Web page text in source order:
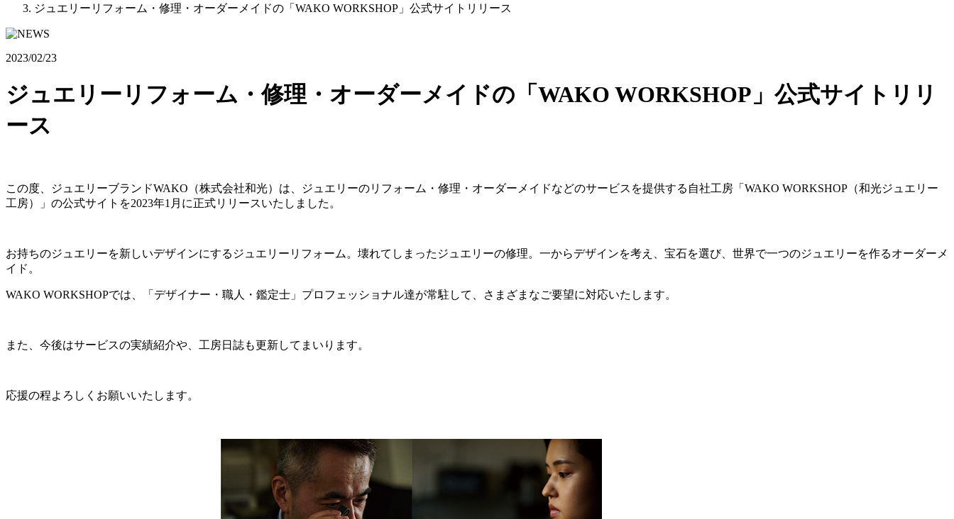
ジュエリーリフォーム・修理・オーダーメイドの「WAKO WORKSHOP」公式サイトリリース
2023/02/23
ジュエリーリフォーム・修理・オーダーメイドの「WAKO WORKSHOP」公式サイトリリ
ース
この度、ジュエリーブランドWAKO（株式会社和光）は、ジュエリーのリフォーム・修理・オーダーメイドなどのサービスを提供する自社工房「WAKO WORKSHOP（和光ジュエリー
工房）」の公式サイトを2023年1月に正式リリースいたしました。
お持ちのジュエリーを新しいデザインにするジュエリーリフォーム。壊れてしまったジュエリーの修理。一からデザインを考え、宝石を選び、世界で一つのジュエリーを作るオーダーメ
イド。
WAKO WORKSHOPでは、「デザイナー・職人・鑑定士」プロフェッショナル達が常駐して、さまざまなご要望に対応いたします。
また、今後はサービスの実績紹介や、工房日誌も更新してまいります。
応援の程よろしくお願いいたします。